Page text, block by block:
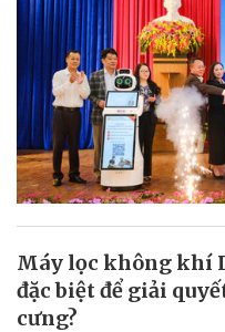
Máy lọc không khí
đặc biệt để giải
cưng?